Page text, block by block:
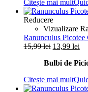
15,99 lei.
Citește mai mult
Reducere
Vizualizare
Ranunculus Picotee
15,99lei Prețul
a
15,99 lei.
13,99 lei
Bulbi de
Citește mai mult